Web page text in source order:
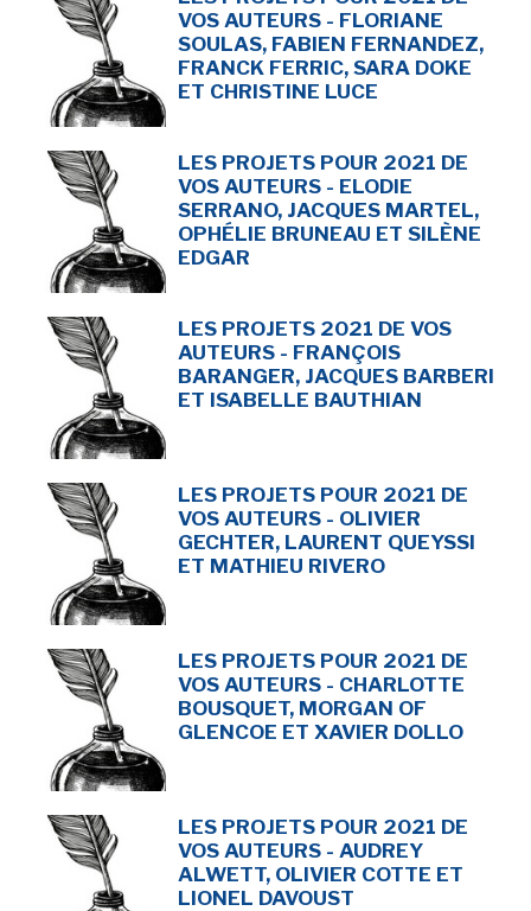
VOS AUTEURS - FLORIANE
SOULAS, FABIEN FERNANDEZ,
FRANCK FERRIC, SARA DOKE
ET CHRISTINE LUCE
LES PROJETS POUR 2021 DE
VOS AUTEURS - ELODIE
SERRANO, JACQUES MARTEL,
OPHÉLIE BRUNEAU ET SILÈNE
EDGAR
LES PROJETS 2021 DE VOS
AUTEURS - FRANÇOIS
BARANGER, JACQUES BARBERI
ET ISABELLE BAUTHIAN
LES PROJETS POUR 2021 DE
VOS AUTEURS - OLIVIER
GECHTER, LAURENT QUEYSSI
ET MATHIEU RIVERO
LES PROJETS POUR 2021 DE
VOS AUTEURS - CHARLOTTE
BOUSQUET, MORGAN OF
GLENCOE ET XAVIER DOLLO
LES PROJETS POUR 2021 DE
VOS AUTEURS - AUDREY
ALWETT, OLIVIER COTTE ET
LIONEL DAVOUST